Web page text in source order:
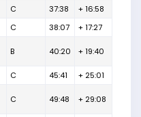
C 37:38
+ 16:58
C 38:07 + 17:27
B 40:20 + 19:40
C 45:41 + 25:01
C 49:48 + 29:08